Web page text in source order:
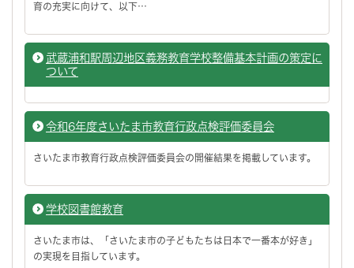
育の充実に向けて、以下…
武蔵浦和駅周辺地区義務教育学校整備基本計画の策定に
ついて
令和6年度さいたま市教育行政点検評価委員会
さいたま市教育行政点検評価委員会の開催結果を掲載しています。
学校図書館教育
さいたま市は、「さいたま市の子どもたちは日本で一番本が好き」
の実現を目指しています。